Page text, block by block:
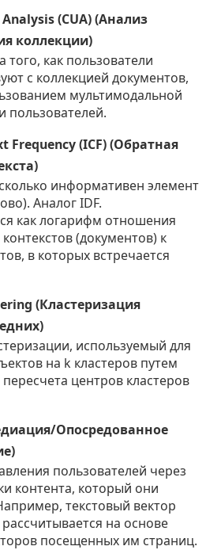
(CUA) (Анализ
коллекции)
того, как пользователи
с коллекцией документов,
мультимодальной
пользователей.
Frequency (ICF) (Обратная
информативен элемент
Аналог IDF.
как логарифм отношения
(документов) к
в которых встречается
(Кластеризация
используемый для
на k кластеров путем
центров кластеров
Опосредованное
пользователей через
контента, который они
текстовый вектор
на основе
посещенных им страниц.